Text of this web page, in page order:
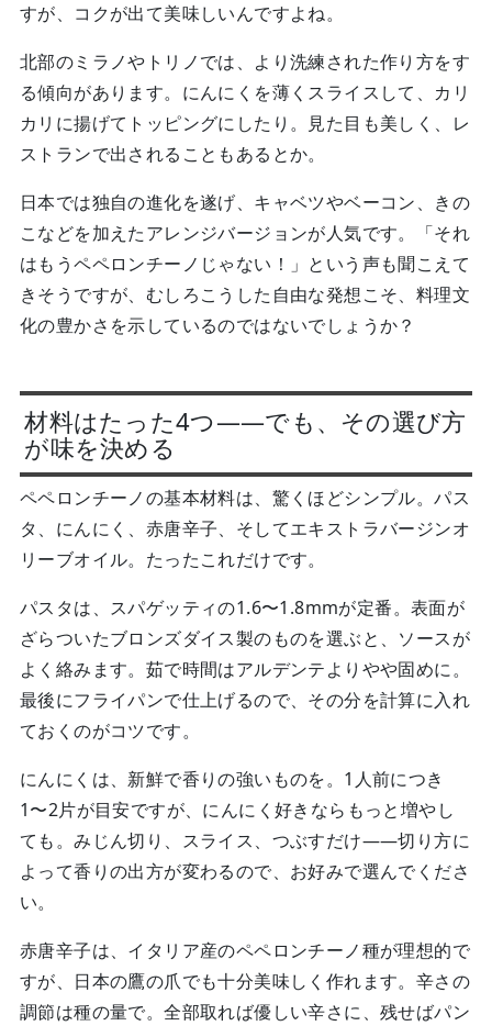
すが、コクが出て美味しいんですよね。
北部のミラノやトリノでは、より洗練された作り方をす
る傾向があります。にんにくを薄くスライスして、カリ
カリに揚げてトッピングにしたり。見た目も美しく、レ
ストランで出されることもあるとか。
日本では独自の進化を遂げ、キャベツやベーコン、きの
こなどを加えたアレンジバージョンが人気です。「それ
はもうペペロンチーノじゃない！」という声も聞こえて
きそうですが、むしろこうした自由な発想こそ、料理文
化の豊かさを示しているのではないでしょうか？
材料はたった4つ——でも、その選び方
が味を決める
ペペロンチーノの基本材料は、驚くほどシンプル。パス
タ、にんにく、赤唐辛子、そしてエキストラバージンオ
リーブオイル。たったこれだけです。
パスタは、スパゲッティの1.6〜1.8mmが定番。表面が
ざらついたブロンズダイス製のものを選ぶと、ソースが
よく絡みます。茹で時間はアルデンテよりやや固めに。
最後にフライパンで仕上げるので、その分を計算に入れ
ておくのがコツです。
にんにくは、新鮮で香りの強いものを。1人前につき
1〜2片が目安ですが、にんにく好きならもっと増やし
ても。みじん切り、スライス、つぶすだけ——切り方に
よって香りの出方が変わるので、お好みで選んでくださ
い。
赤唐辛子は、イタリア産のペペロンチーノ種が理想的で
すが、日本の鷹の爪でも十分美味しく作れます。辛さの
調節は種の量で。全部取れば優しい辛さに、残せばパン